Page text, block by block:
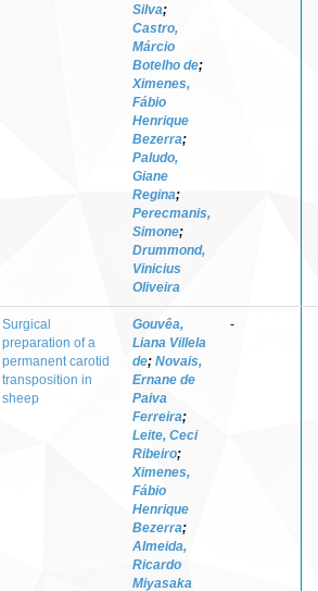
Silva;
Castro,
Márcio
Botelho de;
Ximenes,
Fábio
Henrique
Bezerra;
Paludo,
Giane
Regina;
Perecmanis,
Simone;
Drummond,
Vinicius
Oliveira
Surgical
preparation of a
permanent carotid
transposition in
sheep
Gouvêa,
Liana Villela
de; Novais,
Ernane de
Paiva
Ferreira;
Leite, Ceci
Ribeiro;
Ximenes,
Fábio
Henrique
Bezerra;
Almeida,
Ricardo
Miyasaka
-